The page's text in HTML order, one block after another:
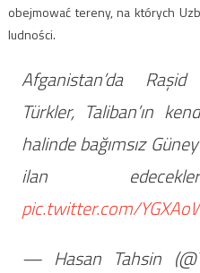
obejmować tereny, na których
ludności.
Afganistan’da
Türkler, Taliban’ın
halinde bağımsız
ilan
pic.twitter.com/
— Hasan Tahsin